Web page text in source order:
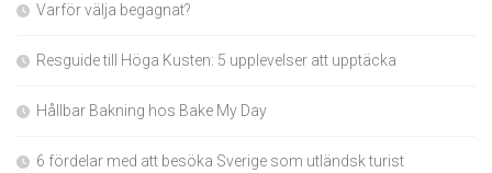
Varför välja begagnat?
Resguide till Höga Kusten: 5 upplevelser att upptäcka
Hållbar Bakning hos Bake My Day
6 fördelar med att besöka Sverige som utländsk turist